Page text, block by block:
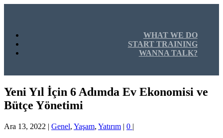
WHAT WE DO
START TRAINING
WANNA TALK?
Yeni Yıl İçin 6 Adımda Ev Ekonomisi ve
Bütçe Yönetimi
Ara 13, 2022 | Genel, Yaşam, Yatırım | 0 |